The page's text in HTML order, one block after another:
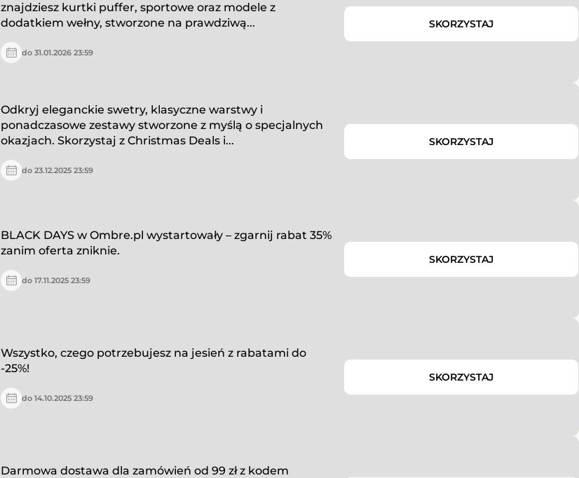
znajdziesz kurtki puffer, sportowe oraz modele z
dodatkiem wełny, stworzone na prawdziwą...
do 31.01.2026 23:59
SKORZYSTAJ
Odkryj eleganckie swetry, klasyczne warstwy i
ponadczasowe zestawy stworzone z myślą o specjalnych
okazjach. Skorzystaj z Christmas Deals i...
do 23.12.2025 23:59
SKORZYSTAJ
BLACK DAYS w Ombre.pl wystartowały – zgarnij rabat 35%
zanim oferta zniknie.
do 17.11.2025 23:59
SKORZYSTAJ
Wszystko, czego potrzebujesz na jesień z rabatami do
-25%!
do 14.10.2025 23:59
SKORZYSTAJ
Darmowa dostawa dla zamówień od 99 zł z kodem